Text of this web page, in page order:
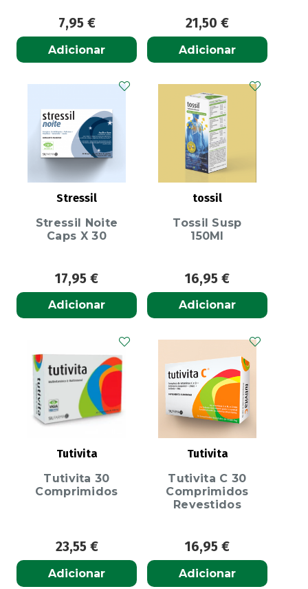
7,95 €
Adicionar
21,50 €
Adicionar
Stressil
Stressil Noite
Caps X 30
17,95 €
Adicionar
tossil
Tossil Susp
150Ml
16,95 €
Adicionar
Tutivita
Tutivita 30
Comprimidos
23,55 €
Adicionar
Tutivita
Tutivita C 30
Comprimidos
Revestidos
16,95 €
Adicionar